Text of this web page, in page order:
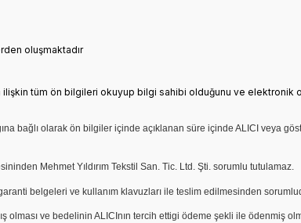
oluşmaktadır
tüm ön bilgileri okuyup bilgi sahibi olduğunu ve
bağlı olarak ön bilgiler içinde açıklanan süre içinde ALICI veya
Mehmet Yıldırım Tekstil San. Tic. Ltd. Şti. sorumlu tutulamaz.
belgeleri ve kullanım klavuzları ile teslim edilmesinden
olması ve bedelinin ALICInın tercih ettigi ödeme şekli ile ödenmiş